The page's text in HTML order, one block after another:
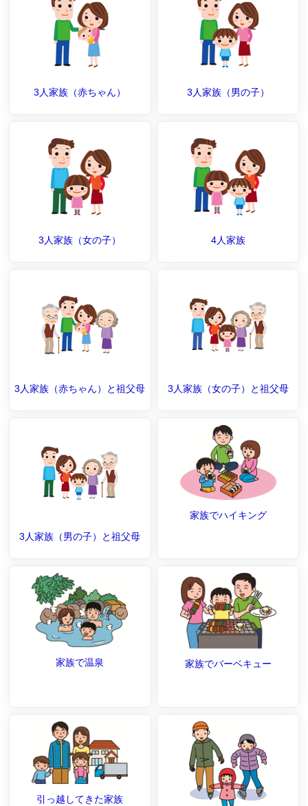
3人家族（赤ちゃん） 3人家族（男の子）
3人家族（女の子） 4人家族
3人家族（赤ちゃん）と祖父母 3人家族（女の子）と祖父母
3人家族（男の子）と祖父母
家族でハイキング
家族で温泉 家族でバーベキュー
引っ越してきた家族